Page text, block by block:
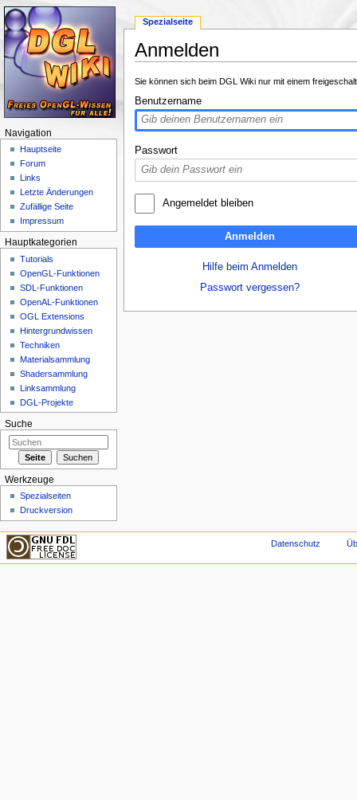
Anmelden
Sie können sich beim DGL Wiki nur mit einem
Benutzername
Passwort
Angemeldet bleiben
Anmelden
Hilfe beim Anmelden
Passwort vergessen?
Spezialseite
Navigation
Hauptseite
Forum
Links
Letzte Änderungen
Zufällige Seite
Impressum
Hauptkategorien
Tutorials
OpenGL-Funktionen
SDL-Funktionen
OpenAL-Funktionen
OGL Extensions
Hintergrundwissen
Techniken
Materialsammlung
Shadersammlung
Linksammlung
DGL-Projekte
Suche
Werkzeuge
Spezialseiten
Druckversion
Datenschutz